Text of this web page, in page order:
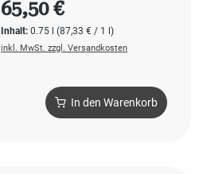
Inhalt:0.75 l(87,33 € / 1 l)
65,50 €
inkl. MwSt. zzgl. Versandkosten
In den Warenkorb